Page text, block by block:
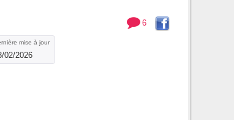
6
mise à jour
02/2026